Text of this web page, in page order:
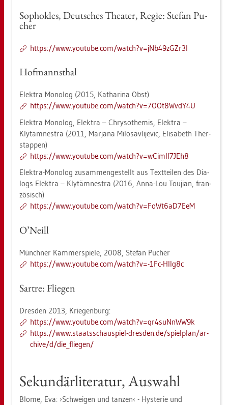
So­pho­kles, Deut­sches Thea­ter, Regie: Ste­fan Pu­
cher
https://​www.​youtube.​com/​watch?​v=jNb​49zG​Zr3I
Hof­manns­thal
Elek­tra Mo­no­log (2015, Ka­tha­ri­na Obst)
https://​www.​youtube.​com/​watch?​v=7OO​t8Wv​dY4U
Elek­tra Mo­no­log, Elek­tra – Chry­so­the­mis, Elek­tra –
Klytäm­ne­s­tra (2011, Mar­ja­na Mi­los­av­li­je­vic, Eli­sa­beth Ther­
stap­pen)
https://​www.​youtube.​com/​watch?​v=wCi​mIl7​JEh8
Elek­tra-Mo­no­log zu­sam­men­ge­stellt aus Text­tei­len des Dia­
logs Elek­tra – Klytäm­ne­s­tra (2016, Anna-Lou Tou­jian, fran­
zö­sisch)
https://​www.​youtube.​com/​watch?​v=FoW​t6aD​7EeM
O’Neill
Münch­ner Kam­mer­spie­le, 2008, Ste­fan Pu­cher
https://​www.​youtube.​com/​watch?​v=-​1Fc-​HI­Ig8c
Sart­re: Flie­gen
Dres­den 2013, Krie­gen­burg:
https://​www.​youtube.​com/​watch?​v=qr4​suNn​WW9k
https://​www.​sta​atss​chau​spie​l-​dres­den.​de/​spiel­plan/​ar­
chi­ve/​d/​die_​flie­gen/
Se­kun­där­li­te­ra­tur, Aus­wahl
Blome, Eva: ›Schwei­gen und tan­zen‹ - Hys­te­rie und